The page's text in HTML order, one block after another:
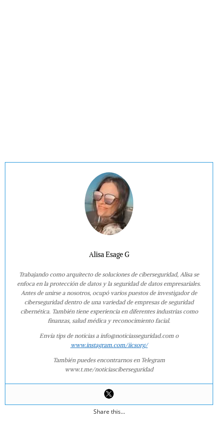
Alisa Esage G
Trabajando como arquitecto de soluciones de ciberseguridad, Alisa se
enfoca en la protección de datos y la seguridad de datos empresariales.
Antes de unirse a nosotros, ocupó varios puestos de investigador de
ciberseguridad dentro de una variedad de empresas de seguridad
cibernética. También tiene experiencia en diferentes industrias como
finanzas, salud médica y reconocimiento facial.
Envía tips de noticias a info@noticiasseguridad.com o
www.instagram.com/iicsorg/
También puedes encontrarnos en Telegram
www.t.me/noticiasciberseguridad
Share this...